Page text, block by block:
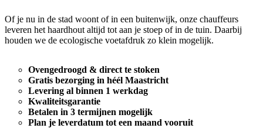
Of je nu in de stad woont of in een buitenwijk, onze chauffeurs
leveren het haardhout altijd tot aan je stoep of in de tuin. Daarbij
houden we de ecologische voetafdruk zo klein mogelijk.
Ovengedroogd & direct te stoken
Gratis bezorging in héél Maastricht
Levering al binnen 1 werkdag
Kwaliteitsgarantie
Betalen in 3 termijnen mogelijk
Plan je leverdatum tot een maand vooruit